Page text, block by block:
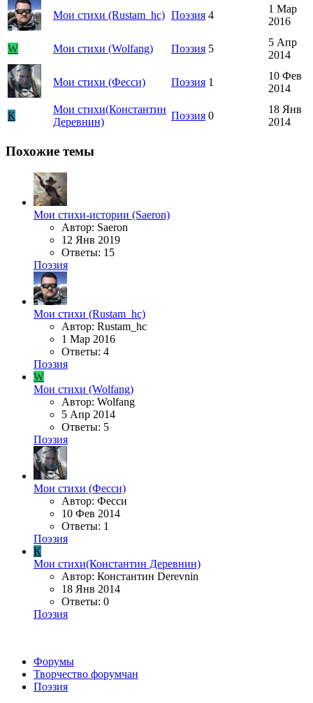
Мои стихи (Rustam_hc) Поэзия 4
1 Мар
2016
W Мои стихи (Wolfang) Поэзия 5
5 Апр
2014
Мои стихи (Фесси) Поэзия 1
10 Фев
2014
К
Мои стихи(Константин
Деревнин)
Поэзия 0
18 Янв
2014
Похожие темы
Мои стихи-истории (Saeron)
Автор: Saeron
12 Янв 2019
Ответы: 15
Поэзия
Мои стихи (Rustam_hc)
Автор: Rustam_hc
1 Мар 2016
Ответы: 4
Поэзия
W
Мои стихи (Wolfang)
Автор: Wolfang
5 Апр 2014
Ответы: 5
Поэзия
Мои стихи (Фесси)
Автор: Фесси
10 Фев 2014
Ответы: 1
Поэзия
К
Мои стихи(Константин Деревнин)
Автор: Константин Derevnin
18 Янв 2014
Ответы: 0
Поэзия
Форумы
Творчество форумчан
Поэзия